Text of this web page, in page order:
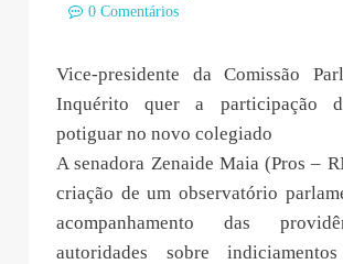
0 Comentários
Vice-presidente da Comissão
Inquérito quer a participação
potiguar no novo colegiado
A senadora Zenaide Maia (Pros –
criação de um observatório
acompanhamento das
autoridades sobre